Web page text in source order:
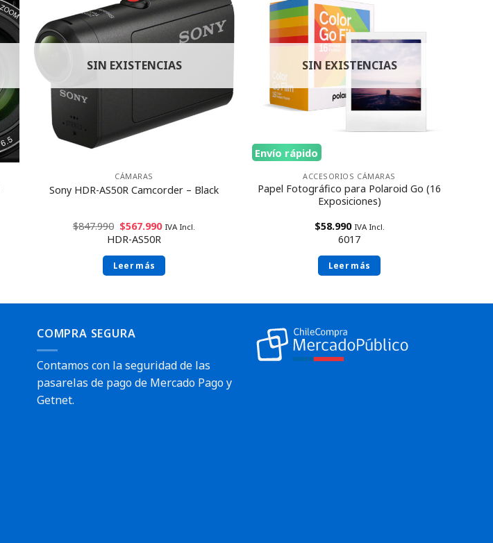
SIN EXISTENCIAS
CÁMARAS
Sony HDR-AS50R Camcorder – Black
$847.990 $567.990 IVA Incl.
HDR-AS50R
Leer más
Envío rápido
SIN EXISTENCIAS
ACCESORIOS CÁMARAS
Papel Fotográfico para Polaroid Go (16
Exposiciones)
$58.990 IVA Incl.
6017
Leer más
COMPRA SEGURA
Contamos con la seguridad de las
pasarelas de pago de Mercado Pago y
Getnet.